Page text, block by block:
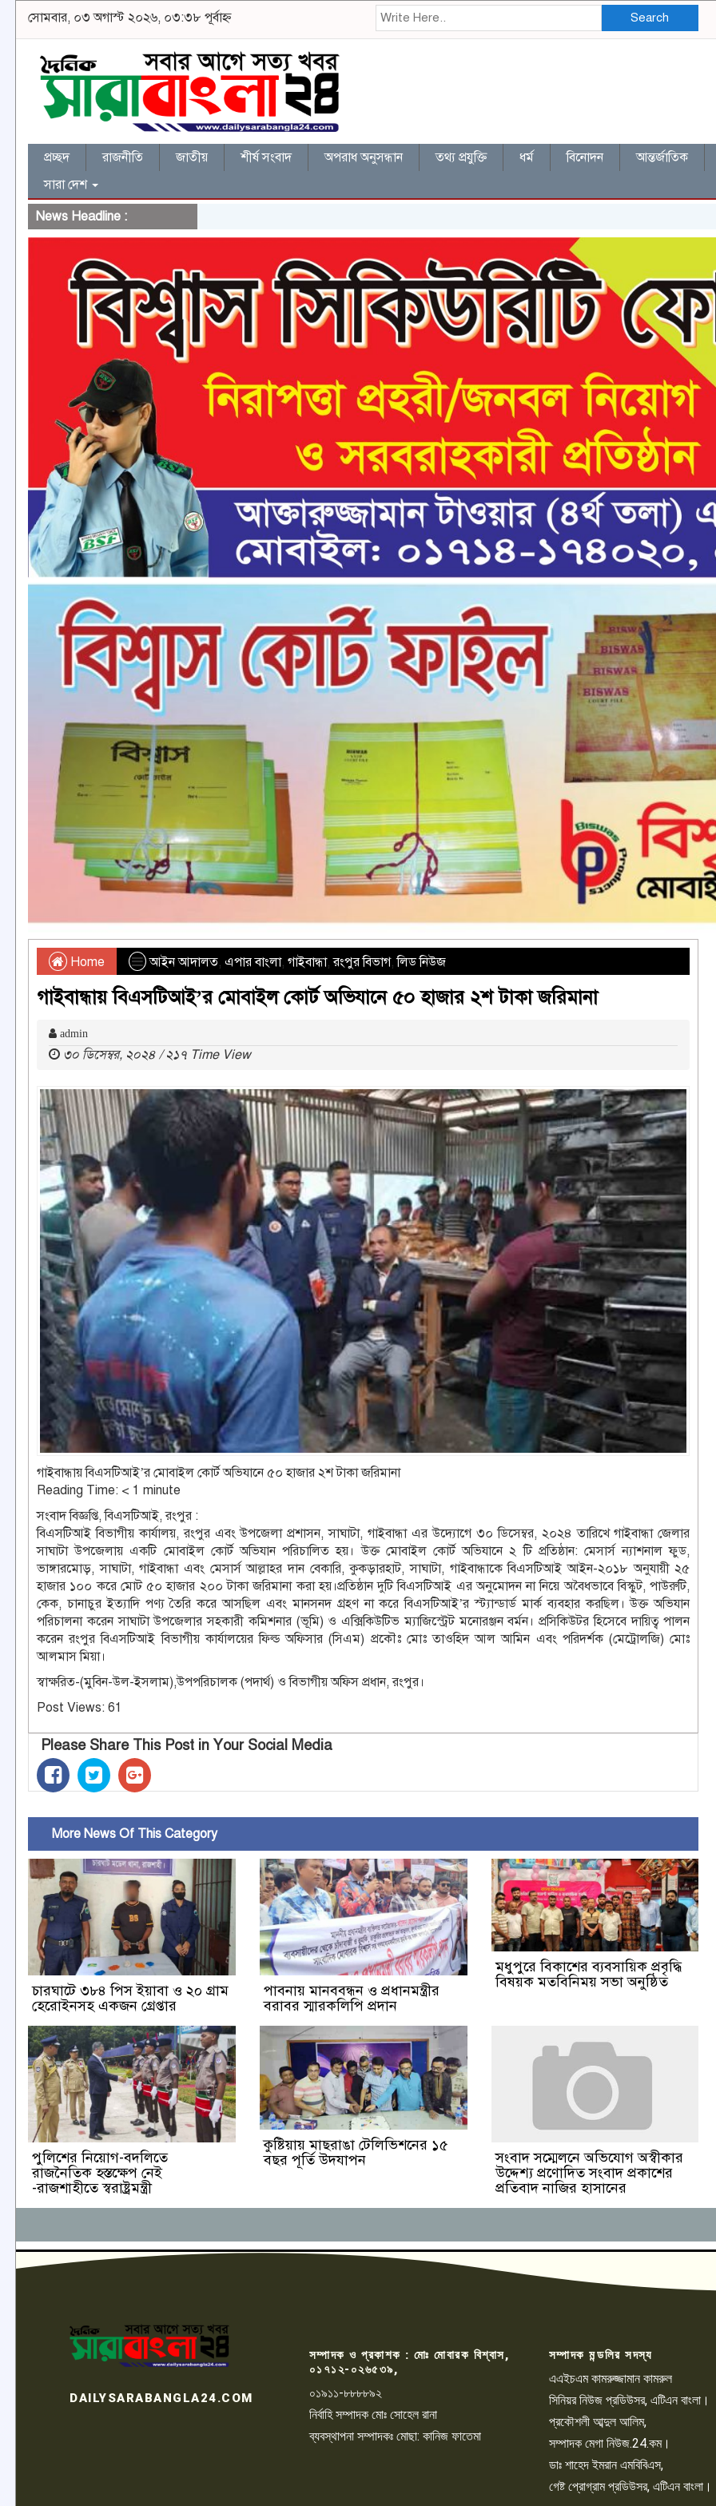
সোমবার, ০৩ অগাস্ট ২০২৬, ০৩:৩৮ পূর্বাহ্ন Search
প্রচ্ছদ রাজনীতি জাতীয় শীর্ষ সংবাদ অপরাধ অনুসন্ধান তথ্য প্রযুক্তি ধর্ম বিনোদন আন্তর্জাতিক
সারা দেশ
News Headline :
Home আইন আদালত, এপার বাংলা, গাইবান্ধা,রংপুর বিভাগ,লিড নিউজ
গাইবান্ধায় বিএসটিআই’র মোবাইল কোর্ট অভিযানে ৫০ হাজার ২শ টাকা জরিমানা
admin
৩০ ডিসেম্বর, ২০২৪ / ২১৭ Time View
গাইবান্ধায় বিএসটিআই’র মোবাইল কোর্ট অভিযানে ৫০ হাজার ২শ টাকা জরিমানা
Reading Time: < 1 minute
সংবাদ বিজ্ঞপ্তি, বিএসটিআই, রংপুর :
বিএসটিআই বিভাগীয় কার্যালয়, রংপুর এবং উপজেলা প্রশাসন, সাঘাটা, গাইবান্ধা এর উদ্যোগে ৩০ ডিসেম্বর, ২০২৪ তারিখে গাইবান্ধা জেলার
সাঘাটা উপজেলায় একটি মোবাইল কোর্ট অভিযান পরিচালিত হয়। উক্ত মোবাইল কোর্ট অভিযানে ২ টি প্রতিষ্ঠান: মেসার্স ন্যাশনাল ফুড,
ভাঙ্গারমোড়, সাঘাটা, গাইবান্ধা এবং মেসার্স আল্লাহর দান বেকারি, কুকড়ারহাট, সাঘাটা, গাইবান্ধাকে বিএসটিআই আইন-২০১৮ অনুযায়ী ২৫
হাজার ১০০ করে মোট ৫০ হাজার ২০০ টাকা জরিমানা করা হয়।প্রতিষ্ঠান দুটি বিএসটিআই এর অনুমোদন না নিয়ে অবৈধভাবে বিস্কুট, পাউরুটি,
কেক, চানাচুর ইত্যাদি পণ্য তৈরি করে আসছিল এবং মানসনদ গ্রহণ না করে বিএসটিআই’র স্ট্যান্ডার্ড মার্ক ব্যবহার করছিল। উক্ত অভিযান
পরিচালনা করেন সাঘাটা উপজেলার সহকারী কমিশনার (ভূমি) ও এক্সিকিউটিভ ম্যাজিস্ট্রেট মনোরঞ্জন বর্মন। প্রসিকিউটর হিসেবে দায়িত্ব পালন
করেন রংপুর বিএসটিআই বিভাগীয় কার্যালয়ের ফিল্ড অফিসার (সিএম) প্রকৌঃ মোঃ তাওহিদ আল আমিন এবং পরিদর্শক (মেট্রোলজি) মোঃ
আলমাস মিয়া।
স্বাক্ষরিত-(মুবিন-উল-ইসলাম),উপপরিচালক (পদার্থ) ও বিভাগীয় অফিস প্রধান, রংপুর।
Post Views: 61
Please Share This Post in Your Social Media
More News Of This Category
চারঘাটে ৩৮৪ পিস ইয়াবা ও ২০ গ্রাম
হেরোইনসহ একজন গ্রেপ্তার
পাবনায় মানববন্ধন ও প্রধানমন্ত্রীর
বরাবর স্মারকলিপি প্রদান
মধুপুরে বিকাশের ব্যবসায়িক প্রবৃদ্ধি
বিষয়ক মতবিনিময় সভা অনুষ্ঠিত
পুলিশের নিয়োগ-বদলিতে
রাজনৈতিক হস্তক্ষেপ নেই
-রাজশাহীতে স্বরাষ্ট্রমন্ত্রী
কুষ্টিয়ায় মাছরাঙা টেলিভিশনের ১৫
বছর পূর্তি উদযাপন
সংবাদ সম্মেলনে অভিযোগ অস্বীকার
উদ্দেশ্য প্রণোদিত সংবাদ প্রকাশের
প্রতিবাদ নাজির হাসানের
DAILYSARABANGLA24.COM
সম্পাদক ও প্রকাশক : মোঃ মোবারক বিশ্বাস,
০১৭১২-০২৬৫৩৯,
০১৯১১-৮৮৮৮৯২
নির্বাহি সম্পাদক মোঃ সোহেল রানা
ব্যবস্থাপনা সম্পাদকঃ মোছা: কানিজ ফাতেমা
সম্পাদক মন্ডলির সদস্য
এএইচএম কামরুজ্জামান কামরুল
সিনিয়র নিউজ প্রডিউসর, এটিএন বাংলা।
প্রকৌশলী আব্দুল আলিম,
সম্পাদক মেগা নিউজ.24.কম।
ডাঃ শাহেদ ইমরান এমবিবিএস,
গেষ্ট প্রোগ্রাম প্রডিউসর, এটিএন বাংলা।